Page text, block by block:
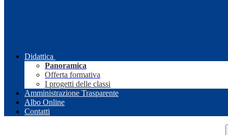
Didattica
Panoramica
Offerta formativa
I progetti delle classi
Amministrazione Trasparente
Albo Online
Contatti